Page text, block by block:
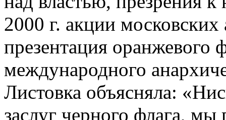
2000 г. акции московских
презентация оранжевого
международного
Листовка объясняла:
заслуг черного флага, мы